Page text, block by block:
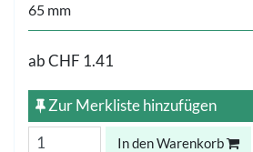
65 mm
abCHF 1.41
Zur Merkliste hinzufügen
In den Warenkorb